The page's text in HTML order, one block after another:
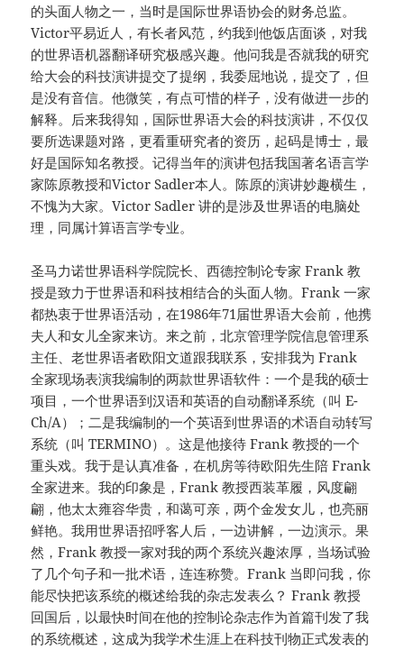
的头面人物之一，当时是国际世界语协会的财务总监。
Victor平易近人，有长者风范，约我到他饭店面谈，对我
的世界语机器翻译研究极感兴趣。他问我是否就我的研究
给大会的科技演讲提交了提纲，我委屈地说，提交了，但
是没有音信。他微笑，有点可惜的样子，没有做进一步的
解释。后来我得知，国际世界语大会的科技演讲，不仅仅
要所选课题对路，更看重研究者的资历，起码是博士，最
好是国际知名教授。记得当年的演讲包括我国著名语言学
家陈原教授和Victor Sadler本人。陈原的演讲妙趣横生，
不愧为大家。Victor Sadler 讲的是涉及世界语的电脑处
理，同属计算语言学专业。
圣马力诺世界语科学院院长、西德控制论专家 Frank 教
授是致力于世界语和科技相结合的头面人物。Frank 一家
都热衷于世界语活动，在1986年71届世界语大会前，他携
夫人和女儿全家来访。来之前，北京管理学院信息管理系
主任、老世界语者欧阳文道跟我联系，安排我为 Frank
全家现场表演我编制的两款世界语软件：一个是我的硕士
项目，一个世界语到汉语和英语的自动翻译系统（叫 E-
Ch/A）；二是我编制的一个英语到世界语的术语自动转写
系统（叫 TERMINO）。这是他接待 Frank 教授的一个
重头戏。我于是认真准备，在机房等待欧阳先生陪 Frank
全家进来。我的印象是，Frank 教授西装革履，风度翩
翩，他太太雍容华贵，和蔼可亲，两个金发女儿，也亮丽
鲜艳。我用世界语招呼客人后，一边讲解，一边演示。果
然，Frank 教授一家对我的两个系统兴趣浓厚，当场试验
了几个句子和一批术语，连连称赞。Frank 当即问我，你
能尽快把该系统的概述给我的杂志发表么？ Frank 教授
回国后，以最快时间在他的控制论杂志作为首篇刊发了我
的系统概述，这成为我学术生涯上在科技刊物正式发表的